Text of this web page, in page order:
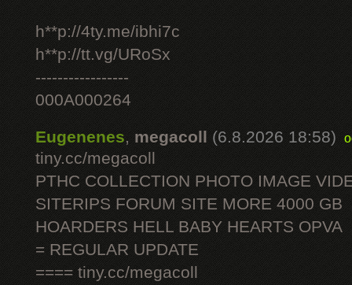
h**p://4ty.me/ibhi7c
h**p://tt.vg/URoSx
-----------------
000A000264
Eugenenes, megacoll (6.8.2026 18:58)
tiny.cc/megacoll
PTHC COLLECTION PHOTO IMAGE
SITERIPS FORUM SITE MORE 4000 GB
HOARDERS HELL BABY HEARTS OPVA
= REGULAR UPDATE
==== tiny.cc/megacoll